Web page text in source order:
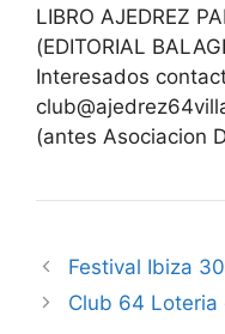
LIBRO AJEDREZ
(EDITORIAL
Interesados
(antes Asociacion
Festival Ibiza
Club 64 Loteria